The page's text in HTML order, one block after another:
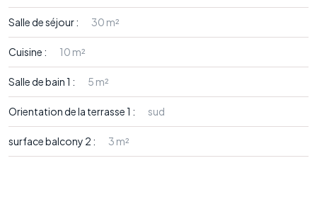
Salle de séjour : 30 m²
Cuisine : 10 m²
Salle de bain 1 : 5 m²
Orientation de la terrasse 1 : sud
surface balcony 2 : 3 m²